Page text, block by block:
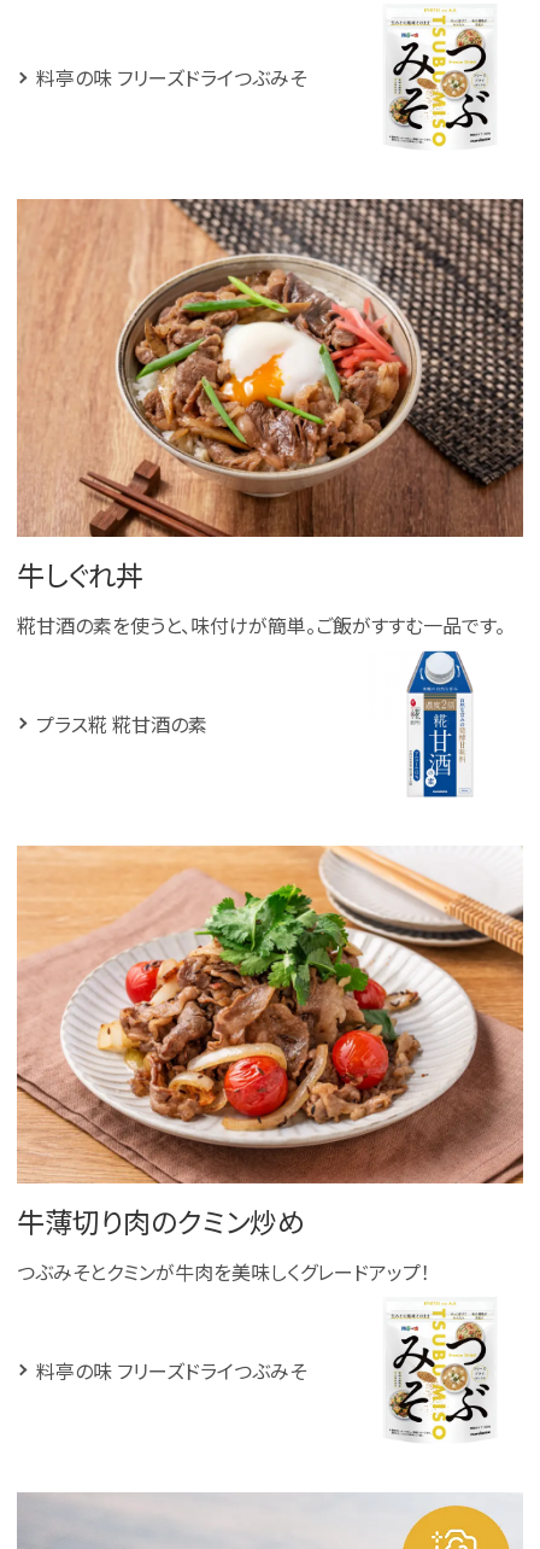
料亭の味 フリーズドライつぶみそ
牛しぐれ丼
糀甘酒の素を使うと、味付けが簡単。ご飯がすすむ一品です。
プラス糀 糀甘酒の素
牛薄切り肉のクミン炒め
つぶみそとクミンが牛肉を美味しくグレードアップ！
料亭の味 フリーズドライつぶみそ